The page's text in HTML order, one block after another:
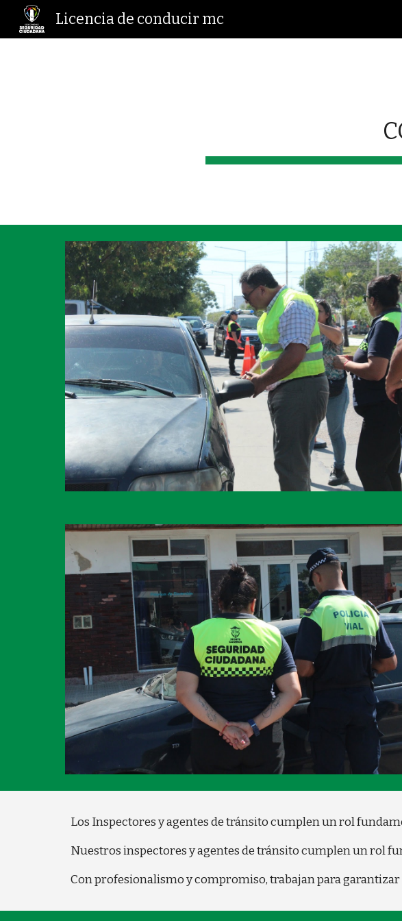
Licencia de conducir mc
Los Inspectores y agentes de tránsito cumplen un rol
Nuestros inspectores y agentes de tránsito cumplen un rol
Con profesionalismo y compromiso, trabajan para